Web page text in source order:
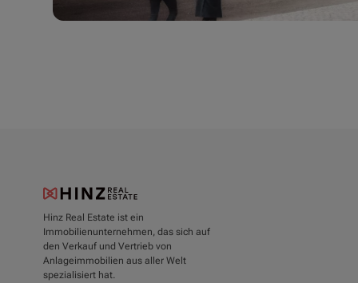
Hinz Real Estate ist ein
Immobilienunternehmen, das sich auf
den Verkauf und Vertrieb von
Anlageimmobilien aus aller Welt
spezialisiert hat.